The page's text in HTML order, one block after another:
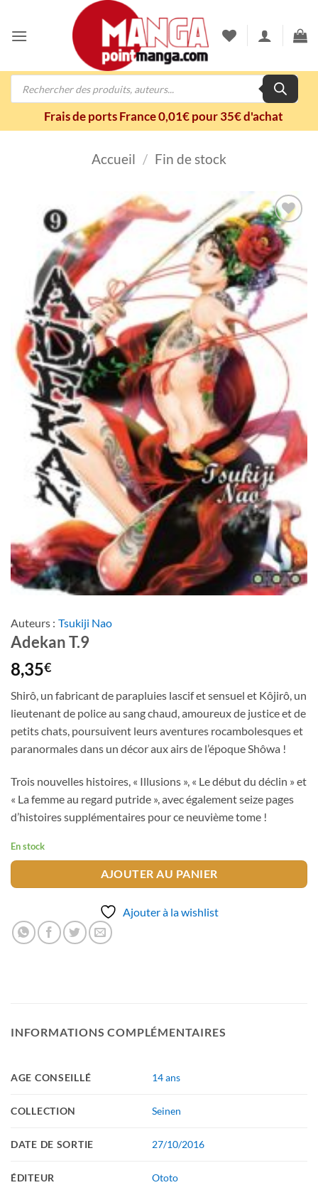
contenu
Recherche
Frais de ports France 0,01€ pour 35€ d'achat
Accueil / Fin de stock
Ajouter
à la
wishlist
Auteurs : Tsukiji Nao
Adekan T.9
8,35€
Shirô, un fabricant de parapluies lascif et sensuel et Kôjirô, un
lieutenant de police au sang chaud, amoureux de justice et de
petits chats, poursuivent leurs aventures rocambolesques et
paranormales dans un décor aux airs de l’époque Shôwa !
Trois nouvelles histoires, « Illusions », « Le début du déclin » et
« La femme au regard putride », avec également seize pages
d’histoires supplémentaires pour ce neuvième tome !
En stock
AJOUTER AU PANIER
Ajouter à la wishlist
INFORMATIONS COMPLÉMENTAIRES
AGE CONSEILLÉ 14 ans
COLLECTION Seinen
DATE DE SORTIE 27/10/2016
ÉDITEUR Ototo